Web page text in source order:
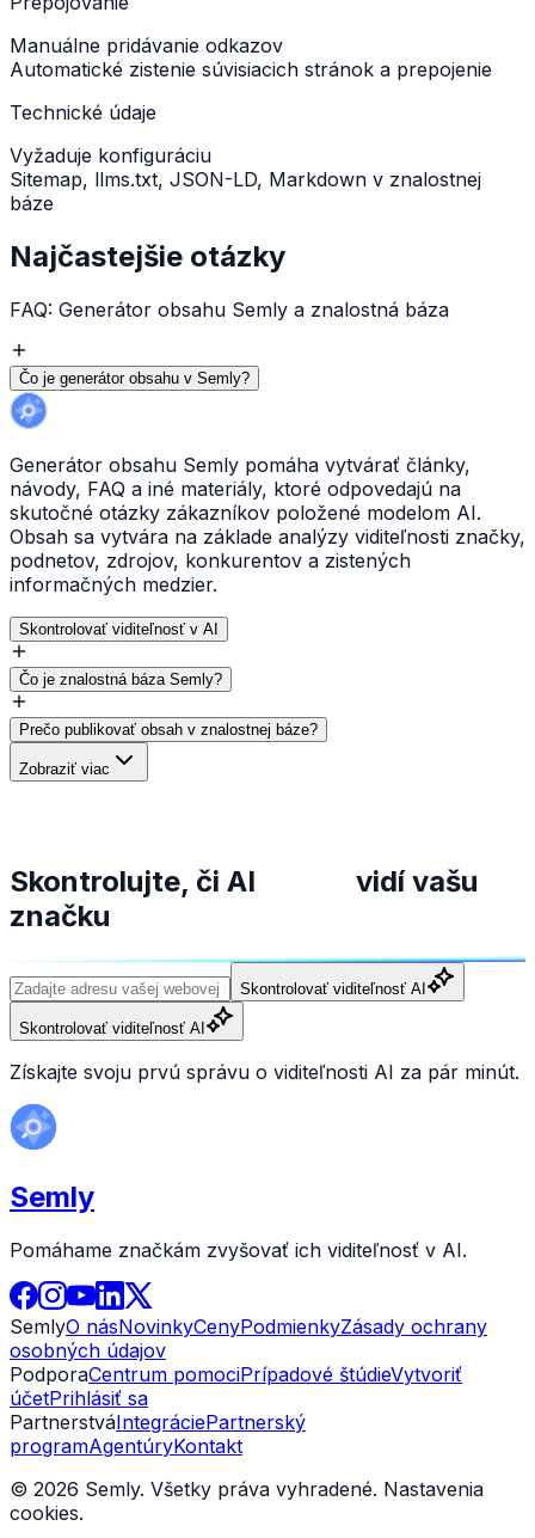
Manuálne pridávanie odkazov
Automatické zistenie súvisiacich stránok a prepojenie
Technické údaje
Vyžaduje konfiguráciu
Sitemap, llms.txt, JSON-LD, Markdown v znalostnej
báze
Najčastejšie otázky
FAQ: Generátor obsahu Semly a znalostná báza
Čo je generátor obsahu v Semly?
Generátor obsahu Semly pomáha vytvárať články,
návody, FAQ a iné materiály, ktoré odpovedajú na
skutočné otázky zákazníkov položené modelom AI.
Obsah sa vytvára na základe analýzy viditeľnosti značky,
podnetov, zdrojov, konkurentov a zistených
informačných medzier.
Skontrolovať viditeľnosť v AI
Čo je znalostná báza Semly?
Prečo publikovať obsah v znalostnej báze?
Zobraziť viac
Skontrolujte, či AI
vidí vašu
značku
Skontrolovať viditeľnosť AI
Skontrolovať viditeľnosť AI
Získajte svoju prvú správu o viditeľnosti AI za pár minút.
Semly
Pomáhame značkám zvyšovať ich viditeľnosť v AI.
SemlyO násNovinkyCenyPodmienkyZásady ochrany
osobných údajov
PodporaCentrum pomociPrípadové štúdieVytvoriť
účetPrihlásiť sa
PartnerstváIntegráciePartnerský
programAgentúryKontakt
© 2026 Semly. Všetky práva vyhradené. Nastavenia
cookies.